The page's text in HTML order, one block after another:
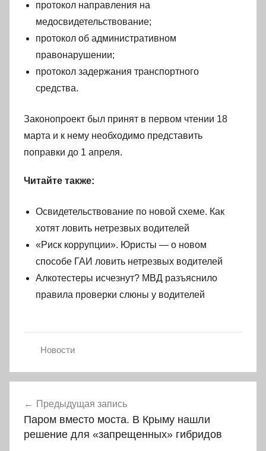
протокол направления на
медосвидетельствование;
протокол об административном
правонарушении;
протокол задержания транспортного
средства.
Законопроект был принят в первом чтении 18
марта и к нему необходимо представить
поправки до 1 апреля.
Читайте также:
Освидетельствование по новой схеме. Как
хотят ловить нетрезвых водителей
«Риск коррупции». Юристы — о новом
способе ГАИ ловить нетрезвых водителей
Алкотестеры исчезнут? МВД разъяснило
правила проверки слюны у водителей
Новости
по
записям
Предыдущая запись
Паром вместо моста. В Крыму нашли
решение для «запрещенных» гибридов